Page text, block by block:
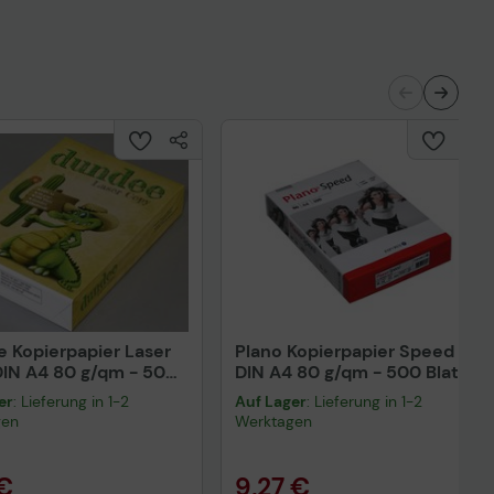
Kopierpapier Laser
A4 80 g/qm - 500
: Lieferung in 1-2
Plano Kopierpapier Speed
DIN A4 80 g/qm - 500 Blatt
Auf Lager: Lieferung in 1-2
Werktagen
9,27 €